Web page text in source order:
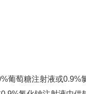
葡萄糖注射液或0.9%